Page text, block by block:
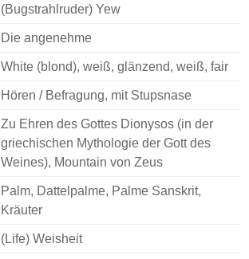
(Bugstrahlruder) Yew
Die angenehme
White (blond), weiß, glänzend, weiß, fair
Hören / Befragung, mit Stupsnase
Zu Ehren des Gottes Dionysos (in der
griechischen Mythologie der Gott des
Weines), Mountain von Zeus
Palm, Dattelpalme, Palme Sanskrit,
Kräuter
(Life) Weisheit